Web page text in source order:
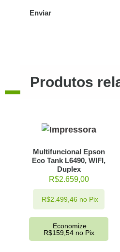
Produtos
Multifuncional Epson
Eco Tank L6490, WIFI,
Duplex
R$2.659,00
R$2.499,46 no Pix
Economize
R$159,54no Pix